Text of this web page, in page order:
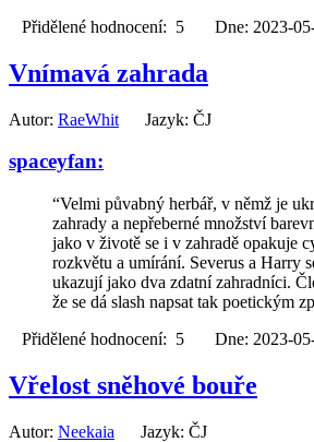
Přidělené hodnocení: 5 Dne: 2023-05-
Vnímavá zahrada
Autor: RaeWhit Jazyk: ČJ
spaceyfan:
“Velmi půvabný herbář, v němž je
zahrady a nepřeberné množství
jako v životě se i v zahradě opakuje
rozkvětu a umírání. Severus a Harry
ukazují jako dva zdatní zahradníci.
že se dá slash napsat tak poetickým
Přidělené hodnocení: 5 Dne: 2023-05-
Vřelost sněhové bouře
Autor: Neekaia Jazyk: ČJ